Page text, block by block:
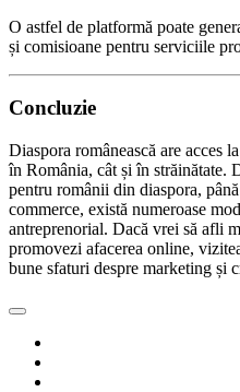
O astfel de platformă poate
și comisioane pentru serviciile
Concluzie
Diaspora românească are acces
în România, cât și în străinătate.
pentru românii din diaspora,
commerce, există numeroase
antreprenorial. Dacă vrei să afli
promovezi afacerea online,
bune sfaturi despre marketing și